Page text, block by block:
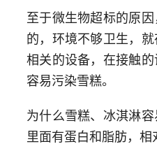
至于微生物超标的原
的，环境不够卫生，
相关的设备，在接触
容易污染雪糕。
为什么雪糕、冰淇淋
里面有蛋白和脂肪，相